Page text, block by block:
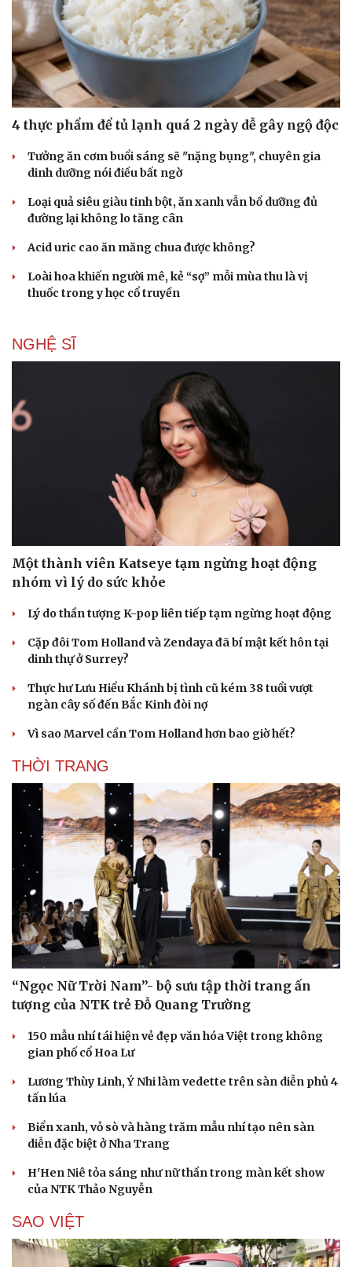
Du lịch
Tư vấn
Săn Tour
check-in
Podcast
Câu chuyện thời sự
Đọc truyện đêm khuya
Cửa sổ tình yêu
Kể chuyện cho bé
Hạt giống tâm hồn
Cải chính
4 thực phẩm để tủ lạnh quá 2 ngày dễ gây ngộ độc
Tưởng ăn cơm buổi sáng sẽ "nặng bụng", chuyên gia
dinh dưỡng nói điều bất ngờ
Loại quả siêu giàu tinh bột, ăn xanh vẫn bổ dưỡng đủ
đường lại không lo tăng cân
Acid uric cao ăn măng chua được không?
Loài hoa khiến người mê, kẻ “sợ” mỗi mùa thu là vị
thuốc trong y học cổ truyền
NGHỆ SĨ
Một thành viên Katseye tạm ngừng hoạt động
nhóm vì lý do sức khỏe
Lý do thần tượng K-pop liên tiếp tạm ngừng hoạt động
Cặp đôi Tom Holland và Zendaya đã bí mật kết hôn tại
dinh thự ở Surrey?
Thực hư Lưu Hiểu Khánh bị tình cũ kém 38 tuổi vượt
ngàn cây số đến Bắc Kinh đòi nợ
Vì sao Marvel cần Tom Holland hơn bao giờ hết?
THỜI TRANG
“Ngọc Nữ Trời Nam”- bộ sưu tập thời trang ấn
tượng của NTK trẻ Đỗ Quang Trường
150 mẫu nhí tái hiện vẻ đẹp văn hóa Việt trong không
gian phố cổ Hoa Lư
Lương Thùy Linh, Ý Nhi làm vedette trên sàn diễn phủ 4
tấn lúa
Biển xanh, vỏ sò và hàng trăm mẫu nhí tạo nên sàn
diễn đặc biệt ở Nha Trang
H'Hen Niê tỏa sáng như nữ thần trong màn kết show
của NTK Thảo Nguyễn
SAO VIỆT